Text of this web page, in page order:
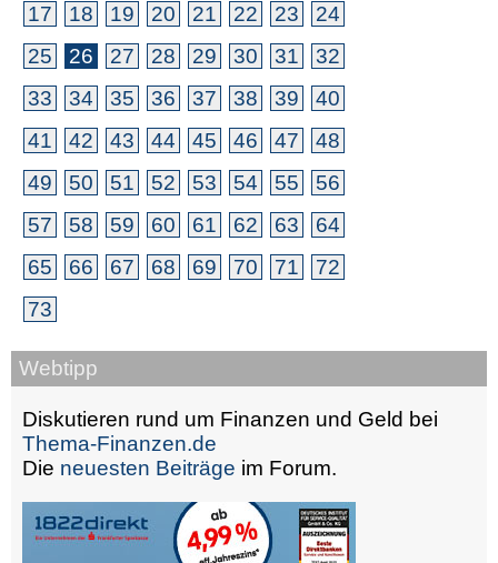
17
18 19 20 21 22 23
24
25
26 27 28 29 30 31
32
33
34 35 36 37 38 39
40
41
42 43 44 45 46 47
48
49
50 51 52 53 54 55
56
57
58 59 60 61 62 63
64
65
66 67 68 69 70 71
72
73
Webtipp
Diskutieren rund um Finanzen und Geld bei
Thema-Finanzen.de
Die neuesten Beiträge im Forum.